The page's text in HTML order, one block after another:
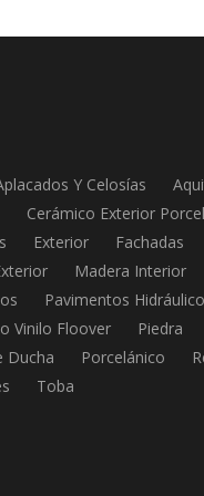
Y Celosías
Cerámico Exterior
Exterior Fachadas
Madera Interior
Pavimentos
Vinilo Floover
Piedra
Ducha
Porcelánico
Toba